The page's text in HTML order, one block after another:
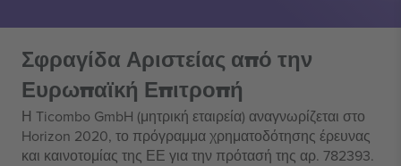
Σφραγίδα Αριστείας από την
Ευρωπαϊκή Επιτροπή
Η Ticombo GmbH (μητρική εταιρεία) αναγνωρίζεται στο
Horizon 2020, το πρόγραμμα χρηματοδότησης έρευνας
και καινοτομίας της ΕΕ για την πρότασή της αρ. 782393.